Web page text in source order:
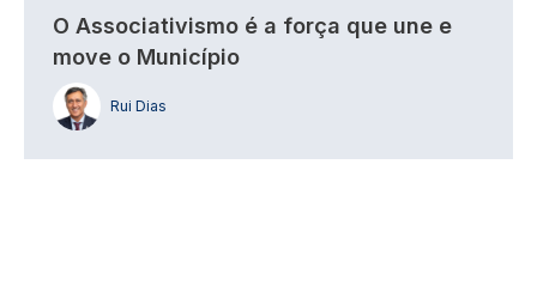
O Associativismo é a força que une e
move o Município
Rui Dias